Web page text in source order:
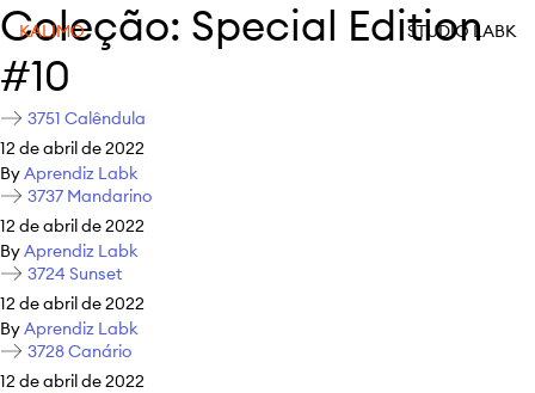
KALIMO STUDIO LABK
Coleção: Special Edition
#10
3751 Calêndula
12 de abril de 2022
ByAprendiz Labk
3737 Mandarino
12 de abril de 2022
ByAprendiz Labk
3724 Sunset
12 de abril de 2022
ByAprendiz Labk
3728 Canário
12 de abril de 2022